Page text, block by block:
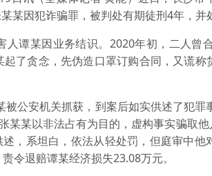
某因犯诈骗罪，被判处有期徒刑4年，并
谭某因业务结识。2020年初，二人曾
了贪念，先伪造口罩订购合同，又谎
安机关抓获，到案后如实供述了犯罪
某某以非法占有为目的，虚构事实骗取
，系坦白，依法从轻处罚，但庭审中
令退赔谭某经济损失23.08万元。